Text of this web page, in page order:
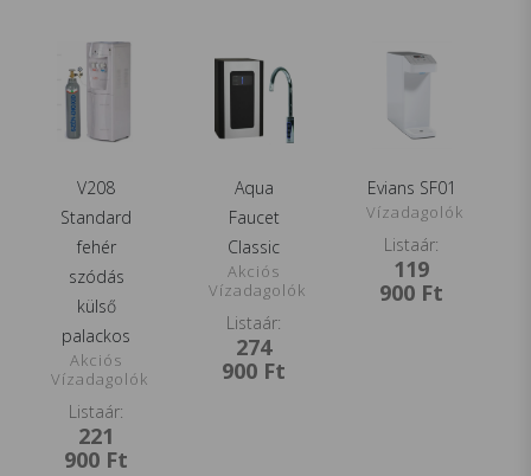
MEGNÉZEM
V208
Standard
fehér
szódás
külső
palackos
Akciós
Vízadagolók
Listaár:
221
900 Ft
MEGNÉZEM
Aqua
Faucet
Classic
Akciós
Vízadagolók
Listaár:
274
900 Ft
MEGNÉZEM
Evians SF01
Vízadagolók
Listaár:
119
900 Ft